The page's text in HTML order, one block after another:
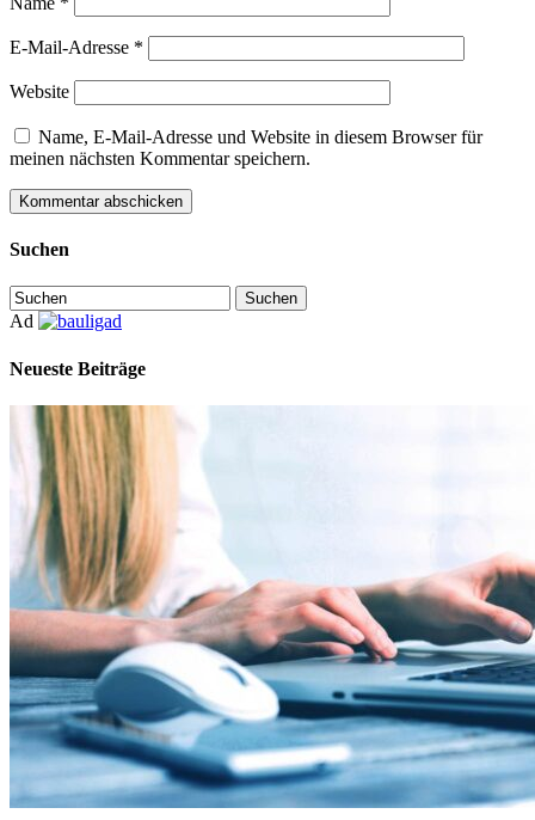
E-Mail-Adresse *
Website
Name, E-Mail-Adresse und Website in diesem Browser für
meinen nächsten Kommentar speichern.
Suchen
Ad
Neueste Beiträge